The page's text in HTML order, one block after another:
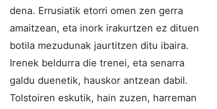
dena. Errusiatik etorri omen zen gerra
amaitzean, eta inork irakurtzen ez dituen
botila mezudunak jaurtitzen ditu ibaira.
Irenek beldurra die trenei, eta senarra
galdu duenetik, hauskor antzean dabil.
Tolstoiren eskutik, hain zuzen, harreman